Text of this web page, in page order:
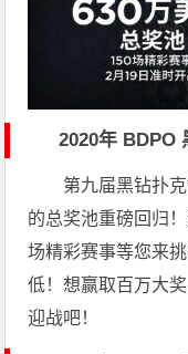
2020年 BDPO
第九届黑钻扑
的总奖池重磅回归
场精彩赛事等您来
低！想赢取百万大
迎战吧！